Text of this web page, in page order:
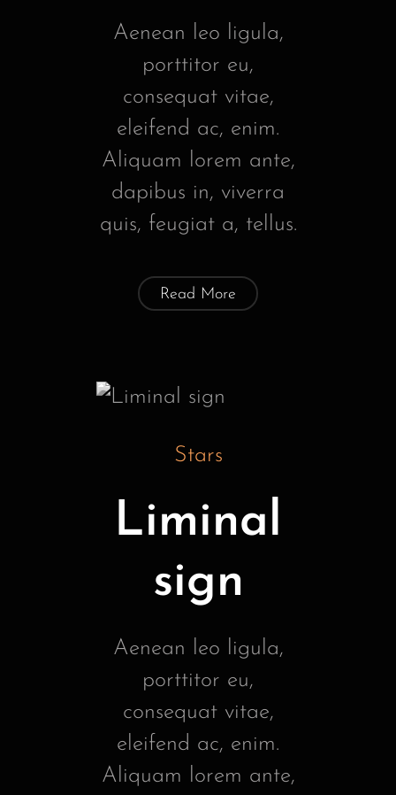
Aenean leo ligula,
porttitor eu,
consequat vitae,
eleifend ac, enim.
Aliquam lorem ante,
dapibus in, viverra
quis, feugiat a, tellus.
Read More
Stars
Liminal
sign
Aenean leo ligula,
porttitor eu,
consequat vitae,
eleifend ac, enim.
Aliquam lorem ante,